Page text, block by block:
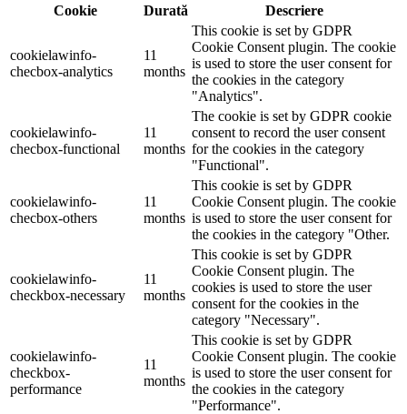
Cookie
Durată Descriere
cookielawinfo-
checbox-analytics
11
months
This cookie is set by GDPR
Cookie Consent plugin. The cookie
is used to store the user consent for
the cookies in the category
"Analytics".
cookielawinfo-
checbox-functional
11
months
The cookie is set by GDPR cookie
consent to record the user consent
for the cookies in the category
"Functional".
cookielawinfo-
checbox-others
11
months
This cookie is set by GDPR
Cookie Consent plugin. The cookie
is used to store the user consent for
the cookies in the category "Other.
cookielawinfo-
checkbox-necessary
11
months
This cookie is set by GDPR
Cookie Consent plugin. The
cookies is used to store the user
consent for the cookies in the
category "Necessary".
cookielawinfo-
checkbox-
performance
11
months
This cookie is set by GDPR
Cookie Consent plugin. The cookie
is used to store the user consent for
the cookies in the category
"Performance".